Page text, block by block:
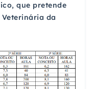
que pretende
da